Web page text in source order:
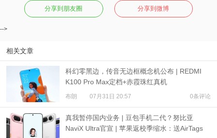
分享到朋友圈 分享到微博
-->
相关文章
科幻零黑边，传音无边框概念机公布 | REDMI
K100 Pro Max定档+赤霞珠红真机
布朗 07月31日 20:57 0条评论
真我暂停国内业务 | 豆包手机二代？努比亚
NaviX Ultra官宣 | 苹果返校季缩水：送AirTags